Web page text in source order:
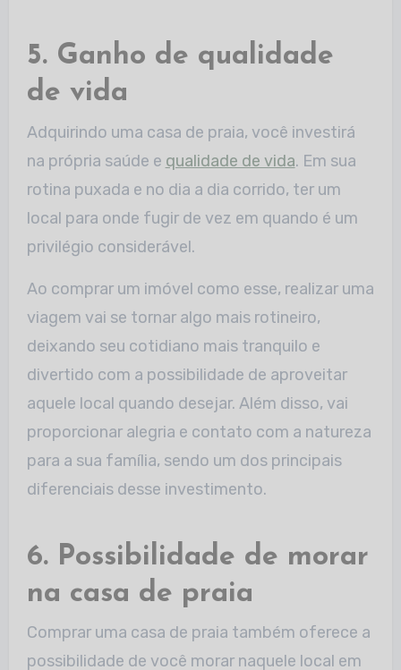
5. Ganho de qualidade
de vida
Adquirindo uma casa de praia, você investirá
na própria saúde e qualidade de vida. Em sua
rotina puxada e no dia a dia corrido, ter um
local para onde fugir de vez em quando é um
privilégio considerável.
Ao comprar um imóvel como esse, realizar uma
viagem vai se tornar algo mais rotineiro,
deixando seu cotidiano mais tranquilo e
divertido com a possibilidade de aproveitar
aquele local quando desejar. Além disso, vai
proporcionar alegria e contato com a natureza
para a sua família, sendo um dos principais
diferenciais desse investimento.
6. Possibilidade de morar
na casa de praia
Comprar uma casa de praia também oferece a
possibilidade de você morar naquele local em